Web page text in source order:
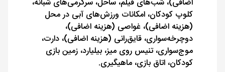
اضافی)، شب‌های فیلم، ساحل، سرگرمی‌های شبانه،
کلوپ کودکان، امکانات ورزش‌های آبی در محل
(هزینه اضافی)، غواصی (هزینه اضافی)،
دوچرخه‌سواری، قایق‌رانی (هزینه اضافی)، دارت،
موج‌سواری، تنیس روی میز، بیلیارد، زمین بازی
کودکان، اتاق بازی، ماهیگیری.